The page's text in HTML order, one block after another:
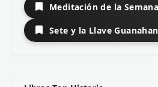
Meditación de la
Sete y la Llave